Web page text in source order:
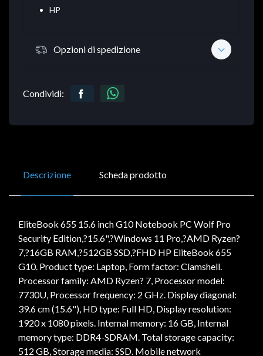
HP
Opzioni di spedizione
Condividi:
Descrizione Scheda prodotto
EliteBook 655 15.6 inch G10 Notebook PC Wolf Pro
Security Edition,?15.6",?Windows 11 Pro,?AMD Ryzen?
7,?16GB RAM,?512GB SSD,?FHD HP EliteBook 655
G10. Product type: Laptop, Form factor: Clamshell.
Processor family: AMD Ryzen? 7, Processor model:
7730U, Processor frequency: 2 GHz. Display diagonal:
39.6 cm (15.6"), HD type: Full HD, Display resolution:
1920 x 1080 pixels. Internal memory: 16 GB, Internal
memory type: DDR4-SDRAM. Total storage capacity:
512 GB, Storage media: SSD. Mobile network